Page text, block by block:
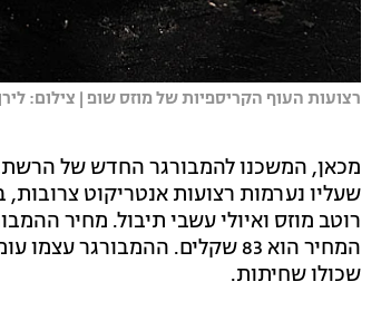
רצועות העוף הקריספיות של מוזס שופ | צילום:
מכאן, המשכנו להמבורגר החדש של
שעליו נערמות רצועות אנטריקוט צרובות,
המחיר הוא 83 שקלים.
שכולו שחיתות.